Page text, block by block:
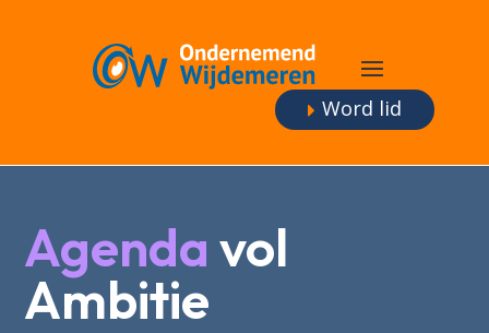
Word lid
Agenda vol
Ambitie